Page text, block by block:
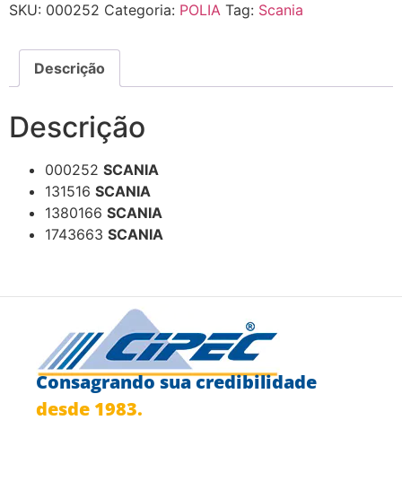
SKU: 000252 Categoria: POLIA Tag: Scania
Descrição
Descrição
000252 SCANIA
131516 SCANIA
1380166 SCANIA
1743663 SCANIA
Consagrando sua credibilidade
desde 1983.